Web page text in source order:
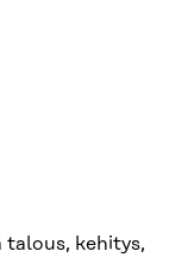
talous, kehitys,